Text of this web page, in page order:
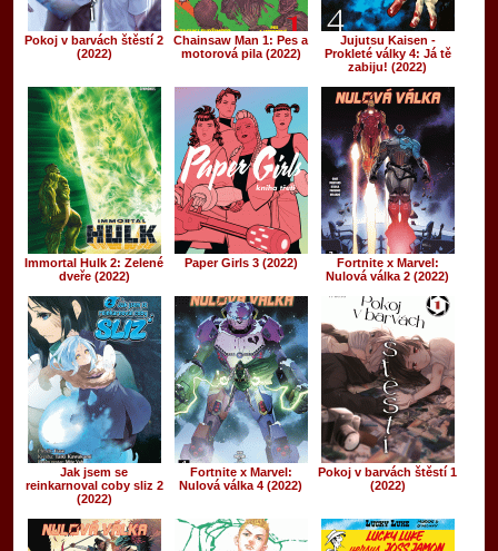
Pokoj v barvách štěstí 2
(2022)
Chainsaw Man 1: Pes a
motorová pila (2022)
Jujutsu Kaisen -
Prokleté války 4: Já tě
zabiju! (2022)
Immortal Hulk 2: Zelené
dveře (2022)
Paper Girls 3 (2022)
Fortnite x Marvel:
Nulová válka 2 (2022)
Jak jsem se
reinkarnoval coby sliz 2
(2022)
Fortnite x Marvel:
Nulová válka 4 (2022)
Pokoj v barvách štěstí 1
(2022)